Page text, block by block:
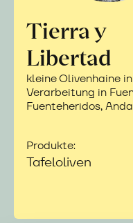
Tierra y
Libertad
kleine Olivenhaine
Verarbeitung in
Fuenteheridos,
Produkte:
Tafeloliven